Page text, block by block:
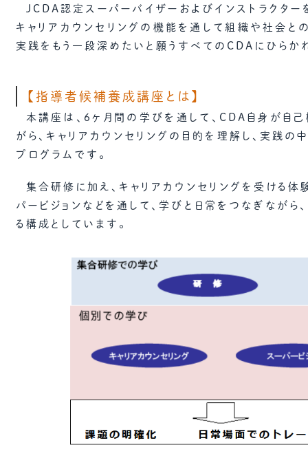
JCDA認定スーパーバイザーおよびインストラクター
キャリアカウンセリングの機能を通して組織や社会と
実践をもう一段深めたいと願うすべてのCDAにひらか
【指導者候補養成講座とは】
本講座は、６ヶ月間の学びを通して、CDA自身が自
がら、キャリアカウンセリングの目的を理解し、実践の
プログラムです。
集合研修に加え、キャリアカウンセリングを受ける体
パービジョンなどを通して、学びと日常をつなぎながら
る構成としています。